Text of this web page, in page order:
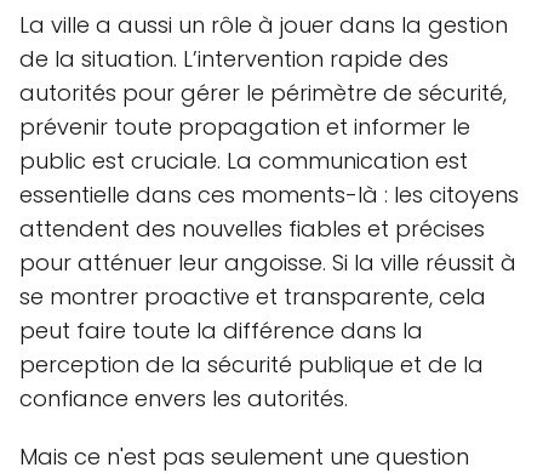
La ville a aussi un rôle à jouer dans la gestion
de la situation. L’intervention rapide des
autorités pour gérer le périmètre de sécurité,
prévenir toute propagation et informer le
public est cruciale. La communication est
essentielle dans ces moments-là : les citoyens
attendent des nouvelles fiables et précises
pour atténuer leur angoisse. Si la ville réussit à
se montrer proactive et transparente, cela
peut faire toute la différence dans la
perception de la sécurité publique et de la
confiance envers les autorités.
Mais ce n'est pas seulement une question